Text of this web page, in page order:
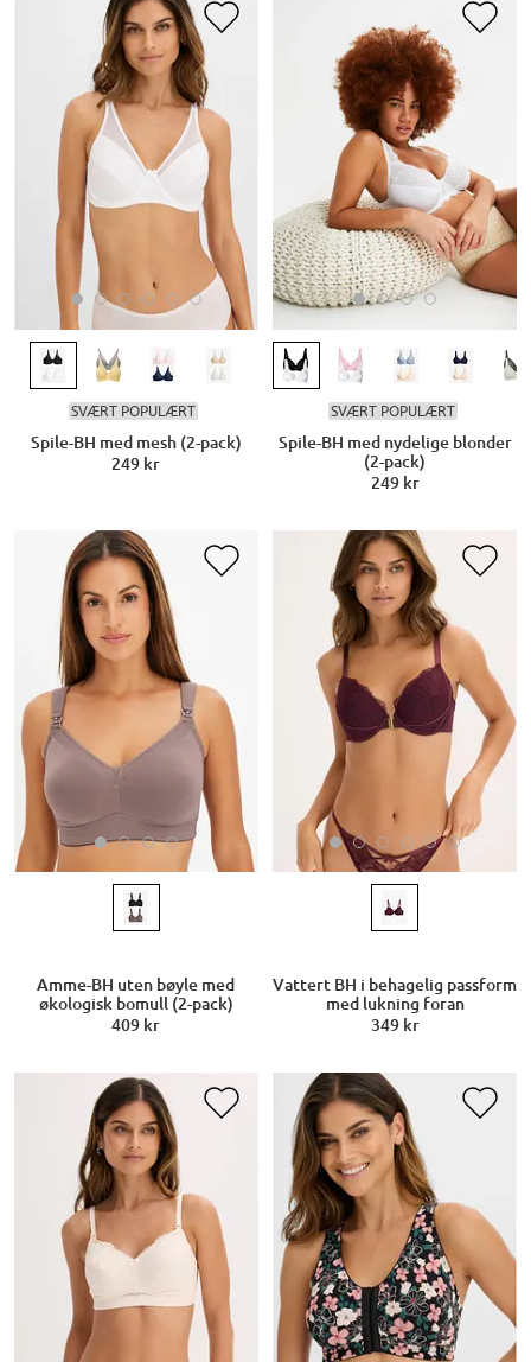
SVÆRT POPULÆRT
Spile-BH med mesh (2-pack)
249 kr
SVÆRT POPULÆRT
Spile-BH med nydelige blonder
(2-pack)
249 kr
Amme-BH uten bøyle med
økologisk bomull (2-pack)
409 kr
Vattert BH i behagelig passform
med lukning foran
349 kr